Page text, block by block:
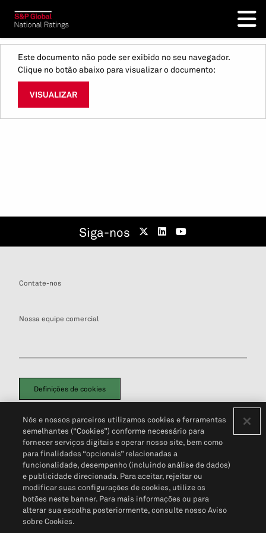
Este documento não pode ser exibido no seu navegador.
Clique no botão abaixo para visualizar o documento:
VISUALIZAR
Siga-nos
Contate-nos
Nossa equipe comercial
Definições de cookies
Política de PrivacidadePortal de privacidade do cliente (em inglês)
Não Venda Minhas Informações Pessoais© 2026 S&P Global
Nós e nossos parceiros utilizamos cookies e ferramentas
semelhantes (“Cookies”) conforme necessário para
fornecer serviços digitais e operar nosso site, bem como
para finalidades “opcionais” relacionadas a
funcionalidade, desempenho (incluindo análise de dados)
e publicidade direcionada. Para aceitar, rejeitar ou
modificar suas configurações de cookies, utilize os
botões neste banner. Para mais informações ou para
alterar sua escolha posteriormente, consulte nosso Aviso
sobre Cookies.